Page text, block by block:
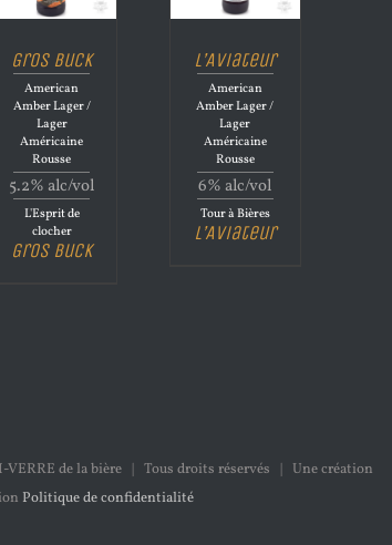
Gros Buck
American
Amber Lager /
Lager
Américaine
Rousse
5.2% alc/vol
L'Esprit de
clocher
Gros Buck
L’Aviateur
American
Amber Lager /
Lager
Américaine
Rousse
6% alc/vol
Tour à Bières
L’Aviateur
de la bière | Tous droits réservés | Une création
Politique de confidentialité